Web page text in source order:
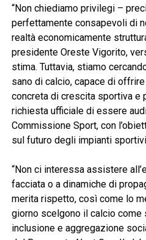
“Non chiediamo privilegi –
perfettamente consapevoli di
realtà economicamente
presidente Oreste Vigorito,
stima. Tuttavia, stiamo
sano di calcio, capace di offrire
concreta di crescita sportiva e
richiesta ufficiale di essere
Commissione Sport, con
sul futuro degli impianti
“Non ci interessa assistere
facciata o a dinamiche di
merita rispetto, così come lo
giorno scelgono il calcio come
inclusione e aggregazione